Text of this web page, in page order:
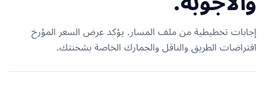
إجابات تخطيطية من ملف المسار. يؤكد عرض السعر المؤرخ
افتراضات الطريق والناقل والجمارك الخاصة بشحنتك.